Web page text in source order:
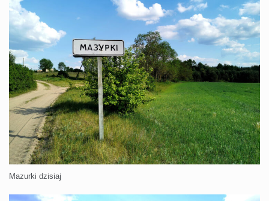
Mazurki dzisiaj